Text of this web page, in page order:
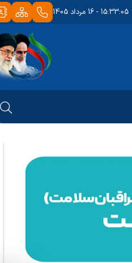
15:33:05 - 16 مرداد 1405